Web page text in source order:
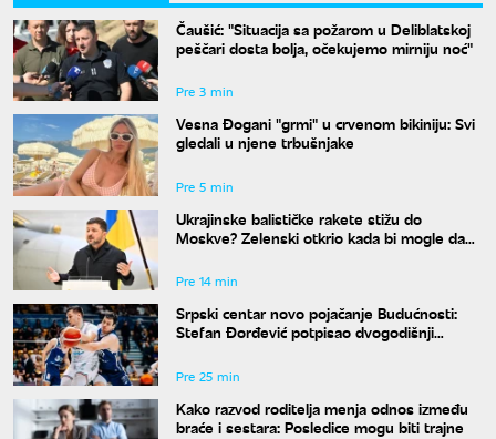
Čaušić: "Situacija sa požarom u Deliblatskoj
peščari dosta bolja, očekujemo mirniju noć"
Pre 3 min
Vesna Đogani "grmi" u crvenom bikiniju: Svi
gledali u njene trbušnjake
Pre 5 min
Ukrajinske balističke rakete stižu do
Moskve? Zelenski otkrio kada bi mogle da
Pre 14 min
Srpski centar novo pojačanje Budućnosti:
Stefan Đorđević potpisao dvogodišnji
Pre 25 min
Kako razvod roditelja menja odnos između
braće i sestara: Posledice mogu biti trajne